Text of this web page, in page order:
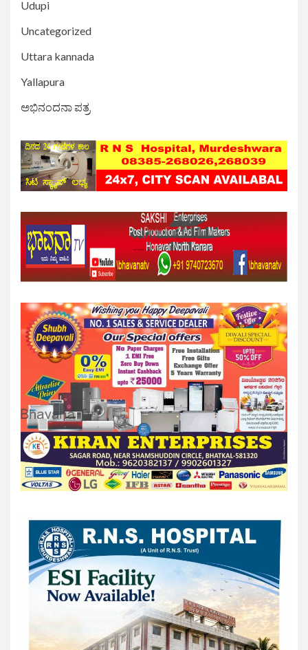
Udupi
Uncategorized
Uttara kannada
Yallapura
ಅಭಿನಂದನಾ ಪತ್ರ